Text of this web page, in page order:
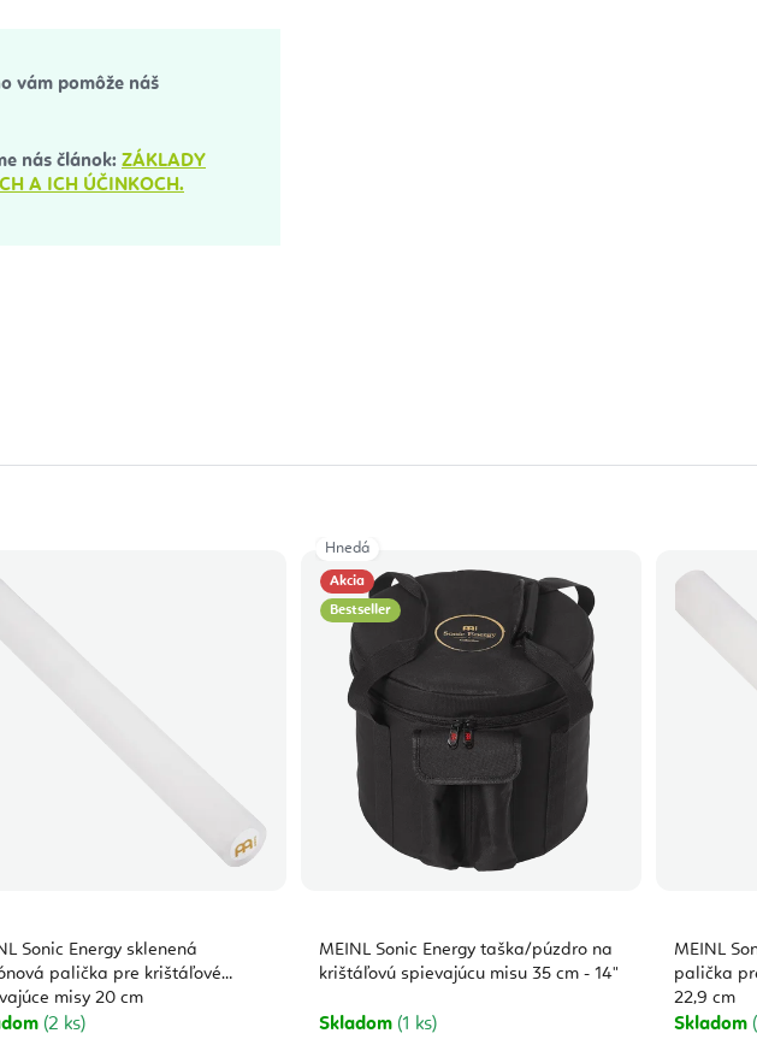
vám pomôže náš
nás článok: ZÁKLADY
A ICH ÚČINKOCH.
Sonic Energy sklenená
palička pre krištáľové
misy 20 cm
(2 ks)
Akcia
Bestseller
MEINL Sonic Energy taška/púzdro na
krištáľovú spievajúcu misu 35 cm - 14"
Skladom (1 ks)
Hnedá
MEINL
palička
22,9 cm
Skladom